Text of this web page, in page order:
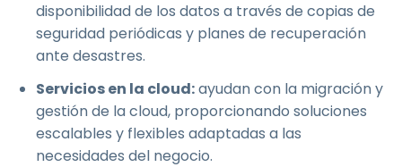
disponibilidad de los datos a través de copias de
seguridad periódicas y planes de recuperación
ante desastres.
Servicios en la cloud:ayudan con la migración y
gestión de la cloud, proporcionando soluciones
escalables y flexibles adaptadas a las
necesidades del negocio.